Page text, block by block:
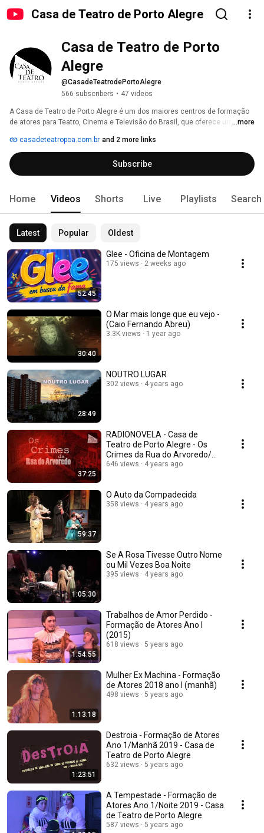
Casa de Teatro de Porto Alegre
Casa de Teatro de Porto
Alegre
@CasadeTeatrodePortoAlegre
566 subscribers • 47 videos
A Casa de Teatro de Porto Alegre é um dos maiores centros de formação
de atores para Teatro, Cinema e Televisão do Brasil, que oferece uma
adolescentes, desde iniciantes aos atores profissionais em busca de
formação continuada.
...more
casadeteatropoa.com.br and 2 more links
Subscribe
Home Videos Shorts Live Playlists Search
Latest Popular Oldest
52:45
Glee - Oficina de Montagem
175 views 2 weeks ago
30:40
O Mar mais longe que eu vejo -
(Caio Fernando Abreu)
3.3K views 1 year ago
28:49
NOUTRO LUGAR
302 views 4 years ago
37:25
RADIONOVELA - Casa de
Teatro de Porto Alegre - Os
Crimes da Rua do Arvoredo/
2021
646 views 4 years ago
59:37
O Auto da Compadecida
358 views 4 years ago
1:05:30
Se A Rosa Tivesse Outro Nome
ou Mil Vezes Boa Noite
395 views 4 years ago
1:54:55
Trabalhos de Amor Perdido -
Formação de Atores Ano I
(2015)
618 views 5 years ago
1:13:18
Mulher Ex Machina - Formação
de Atores 2018 ano I (manhã)
498 views 5 years ago
1:23:51
Destroia - Formação de Atores
Ano 1/Manhã 2019 - Casa de
Teatro de Porto Alegre
632 views 5 years ago
A Tempestade - Formação de
Atores Ano 1/Noite 2019 - Casa
de Teatro de Porto Alegre
587 views 5 years ago